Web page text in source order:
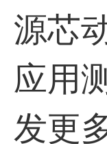
源芯
应用
发更